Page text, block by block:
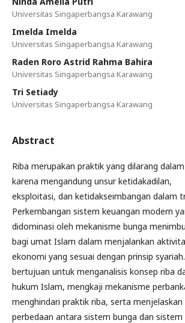
Universitas Singaperbangsa Karawang
Imelda Imelda
Universitas Singaperbangsa Karawang
Raden Roro Astrid Rahma Bahira
Universitas Singaperbangsa Karawang
Tri Setiady
Universitas Singaperbangsa Karawang
Abstract
Riba merupakan praktik yang dilarang
karena mengandung unsur ketidakadilan,
eksploitasi, dan ketidakseimbangan dalam
Perkembangan sistem keuangan modern
didominasi oleh mekanisme bunga
bagi umat Islam dalam menjalankan
ekonomi yang sesuai dengan prinsip
bertujuan untuk menganalisis konsep riba
hukum Islam, mengkaji mekanisme
menghindari praktik riba, serta menjelaskan
perbedaan antara sistem bunga dan sistem